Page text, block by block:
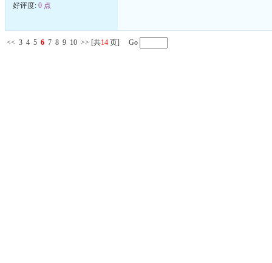
好评度: 0 点
<< 3 4 5 6 7 8 9 10 >> [共14 页] Go